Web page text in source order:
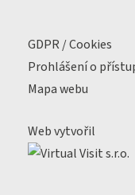
GDPR / Cookies
Prohlášení o
Mapa webu
Web vytvořil